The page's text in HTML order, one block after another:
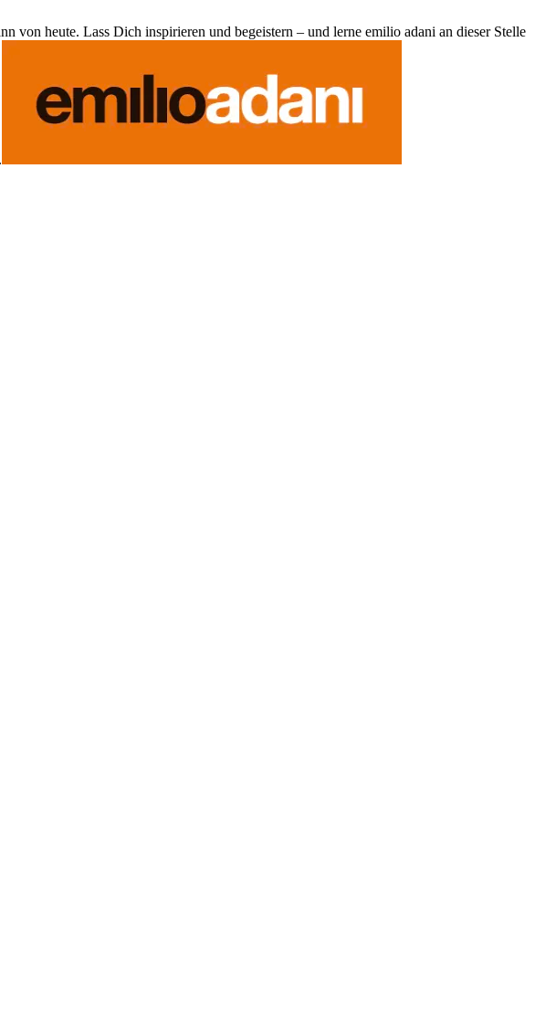
von heute. Lass Dich inspirieren und begeistern – und lerne emilio adani an dieser Stelle